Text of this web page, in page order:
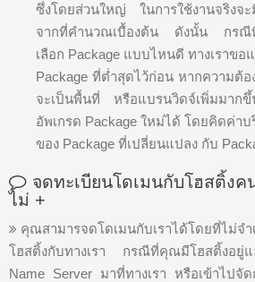
ซึ่งโดยส่วนใหญ่ ในการใช้งานจริงจ
จากที่คำนวณเบื้องต้น ดังนั้น กรณีที่
เลือก Package แบบไหนดี ทางเราข
Package ที่ต่ำสุดไว้ก่อน หากความต้อ
จะเป็นพื้นที่ หรือแบรนวิดจ์เพิ่มมาก
อัพเกรด Package ใหม่ได้ โดยคิดค่า
ของ Package ที่เปลี่ยนแปลง กับ
จดทะเบียนโดเมนกับโฮสติ้งค
ไม่ +
คุณสามารจดโดเมนกับเราได้โดยที่ไม่จำ
โฮสติ้งกับทางเรา กรณีที่คุณมีโฮสติ้งอยู่
Name Server มาที่ทางเรา หรือเข้าไปจัด